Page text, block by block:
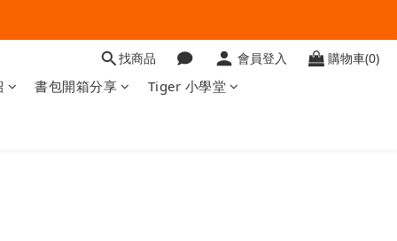
找商品 會員登入 購物車(0)
書包開箱分享 Tiger 小學堂